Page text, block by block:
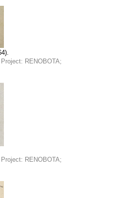
RENOBOTA;
RENOBOTA;